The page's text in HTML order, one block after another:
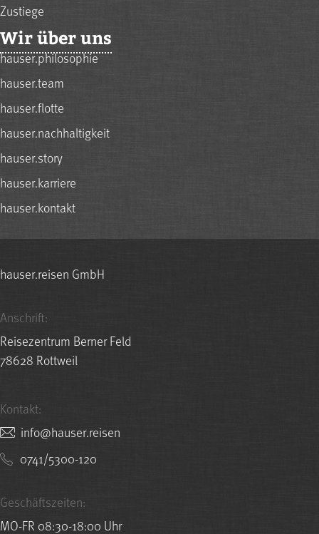
Zustiege
Wir über uns
hauser.philosophie
hauser.team
hauser.flotte
hauser.nachhaltigkeit
hauser.story
hauser.karriere
hauser.kontakt
hauser.reisen GmbH
Anschrift:
Reisezentrum Berner Feld
78628 Rottweil
Kontakt:
nesier.resuah@ofni
0741/5300-120
Geschäftszeiten:
MO-FR 08:30-18:00 Uhr